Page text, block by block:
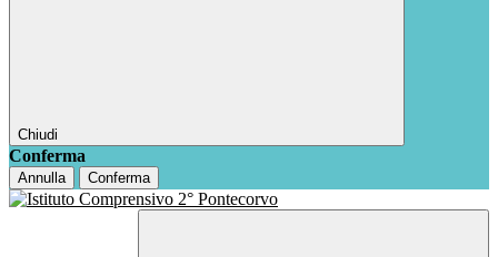
Chiudi
Conferma
Annulla Conferma